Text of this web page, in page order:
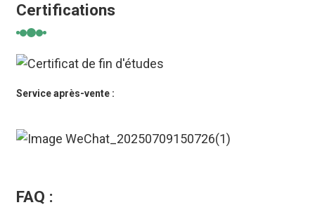
Certifications
Service après-vente :
FAQ :